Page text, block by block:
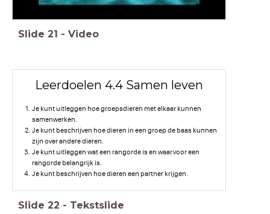
Slide 21 - Video
Leerdoelen 4.4 Samen leven
Je kunt uitleggen hoe groepsdieren met elkaar kunnen
samenwerken.
Je kunt beschrijven hoe dieren in een groep de baas kunnen
zijn over andere dieren.
Je kunt uitleggen wat een rangorde is en waarvoor een
rangorde belangrijk is.
Je kunt beschrijven hoe dieren een partner krijgen.
Slide 22 - Tekstslide